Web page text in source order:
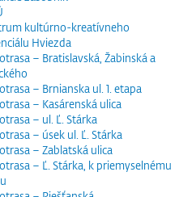
kultúrno-kreatívneho
Hviezda
– Bratislavská, Žabinská a
– Brnianska ul. 1. etapa
– Kasárenská ulica
– ul. Ľ. Stárka
– úsek ul. Ľ. Stárka
– Zablatská ulica
– Ľ. Stárka, k priemyselnému